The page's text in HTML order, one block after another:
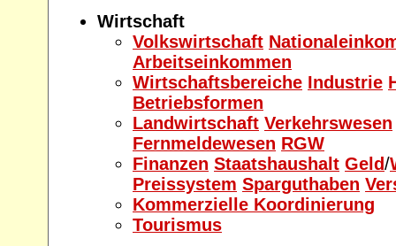
Wirtschaft
Volkswirtschaft
Arbeitseinkommen
Wirtschaftsbereiche Industrie
Betriebsformen
Landwirtschaft Verkehrswesen
Fernmeldewesen RGW
Finanzen Staatshaushalt Geld/
Preissystem Sparguthaben
Kommerzielle Koordinierung
Tourismus